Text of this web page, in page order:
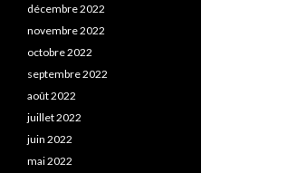
décembre 2022
novembre 2022
octobre 2022
septembre 2022
août 2022
juillet 2022
juin 2022
mai 2022